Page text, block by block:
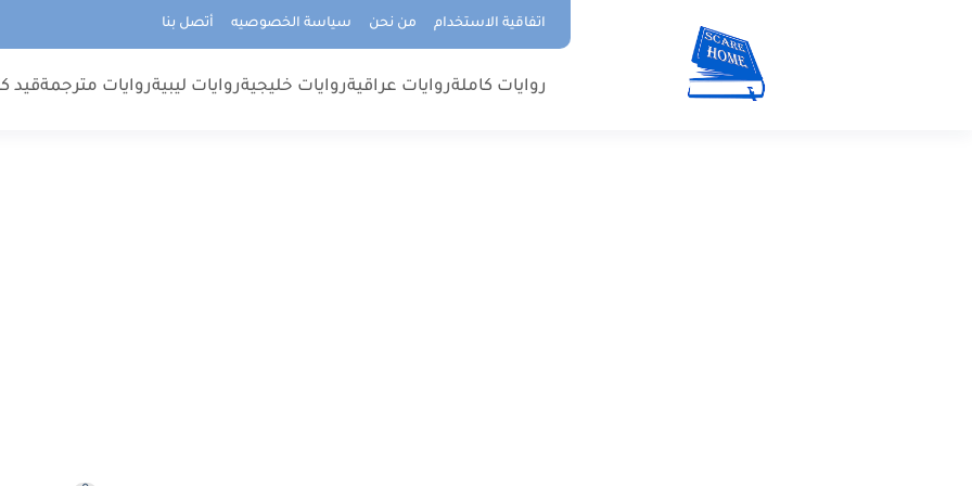
اتفاقية الاستخدام من نحن سياسة الخصوصيه أتصل بنا
روايات كاملةروايات عراقيةروايات خليجيةروايات ليبيةروايات مترجمةقيد